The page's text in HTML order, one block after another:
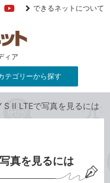
ィア
YouTube
できるネットについて
テゴリーから探す
S II LTEで写真を見るには
真を見るには